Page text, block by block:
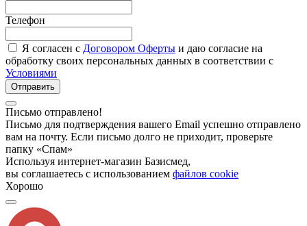
Телефон
Я согласен с Договором Оферты и даю согласие на
обработку своих персональных данных в соответствии с
Условиями
Отправить
Письмо отправлено!
Письмо для подтверждения вашего Email успешно отправлено
вам на почту. Если письмо долго не приходит, проверьте
папку «Спам»
Используя интернет-магазин Базисмед,
вы соглашаетесь с использованием файлов cookie
Хорошо